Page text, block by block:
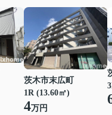
茨木市末広町
1R (13.60㎡)
4万円